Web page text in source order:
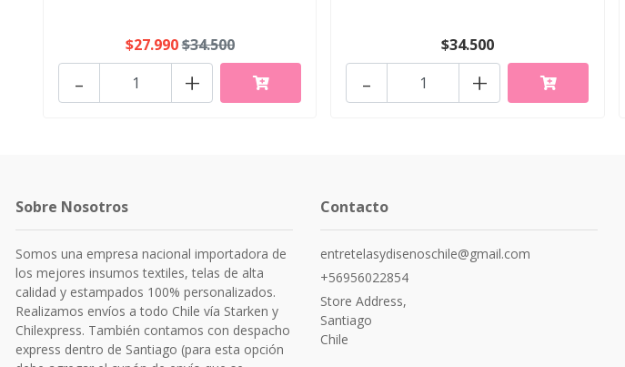
$27.990$34.500
+
-
$34.500
+
-
Sobre Nosotros
Somos una empresa nacional importadora de
los mejores insumos textiles, telas de alta
calidad y estampados 100% personalizados.
Realizamos envíos a todo Chile vía Starken y
Chilexpress. También contamos con despacho
express dentro de Santiago (para esta opción
Contacto
entretelasydisenoschile@gmail.com
+56956022854
Store Address,
Santiago
Chile